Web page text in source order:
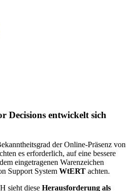
Decisions entwickelt sich
der Online-Präsenz von
es erforderlich, auf eine bessere
eingetragenen Warenzeichen
Support System WtERT achten.
sieht diese Herausforderung als